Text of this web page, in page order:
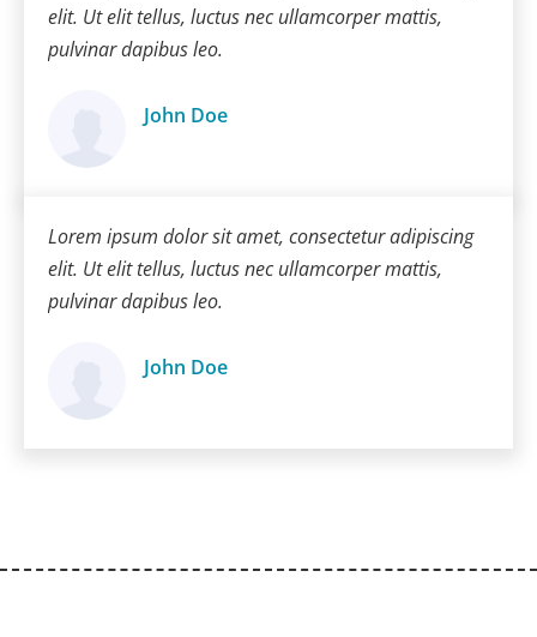
elit. Ut elit tellus, luctus nec ullamcorper mattis,
pulvinar dapibus leo.
John Doe
Lorem ipsum dolor sit amet, consectetur adipiscing
elit. Ut elit tellus, luctus nec ullamcorper mattis,
pulvinar dapibus leo.
John Doe